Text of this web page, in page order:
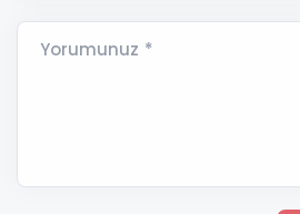
Yorumunuz *